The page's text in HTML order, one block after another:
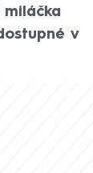
v